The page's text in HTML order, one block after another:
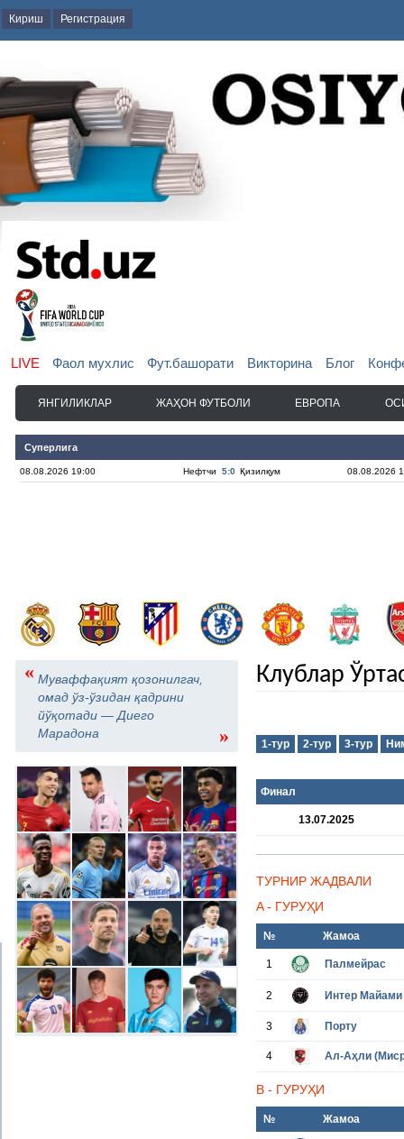
Кириш Регистрация
LIVE Фаол мухлис Фут.башорати Викторина Блог
ЯНГИЛИКЛАР ЖАҲОН ФУТБОЛИ ЕВРОПА
Суперлига
08.08.2026 19:00 Нефтчи 5:0 Қизилқум 08.08.2026
« Муваффақият қозонилгач,
омад ўз-ўзидан қадрини
йўқотади — Диего
Марадона
»
Клублар
1-тур 2-тур 3-тур
Финал
13.07.2025
ТУРНИР ЖАДВАЛИ
A - ГУРУҲИ
№ Жамоа
1 Палмейрас
2 Интер Майами
3 Порту
4 Ал-Аҳли
B - ГУРУҲИ
№ Жамоа